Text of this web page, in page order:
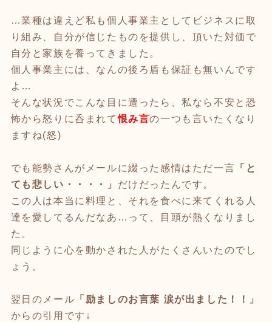
…業種は違えど私も個人事業主としてビジネスに取
り組み、自分が信じたものを提供し、頂いた対価で
自分と家族を養ってきました。
個人事業主には、なんの後ろ盾も保証も無いんです
よ…
そんな状況でこんな目に遭ったら、私なら不安と恐
怖から怒りに呑まれて恨み言の一つも言いたくなり
ますね(怒)
でも能勢さんがメールに綴った感情はただ一言 「と
ても悲しい・・・・」 だけだったんです。
この人は本当に料理と、それを食べに来てくれる人
達を愛してるんだなあ…って、目頭が熱くなりまし
た。
同じように心を動かされた人がたくさんいたのでし
ょう。
翌日のメール 「励ましのお言葉 涙が出ました！！」
からの引用です↓